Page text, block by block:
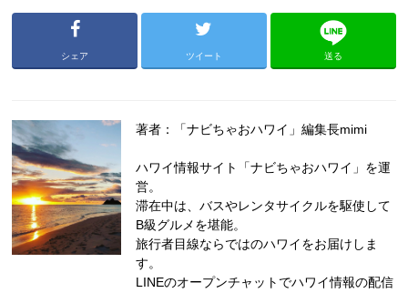
シェア ツイート 送る
著者：「ナビちゃおハワイ」編集長mimi
ハワイ情報サイト「ナビちゃおハワイ」を運
営。
滞在中は、バスやレンタサイクルを駆使して
B級グルメを堪能。
旅行者目線ならではのハワイをお届けしま
す。
LINEのオープンチャットでハワイ情報の配信